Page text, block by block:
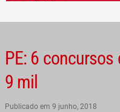
PE: 6
9 mil
Publicado em 9 junho, 2018